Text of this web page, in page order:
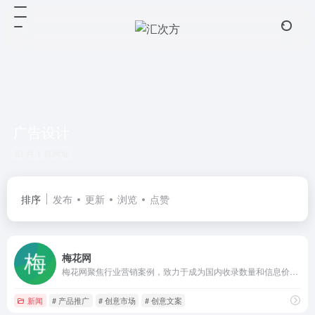
排序 发布 更新 浏览 点赞
梅花网
新闻 # 产品推广 # 创意市场 # 创意文案